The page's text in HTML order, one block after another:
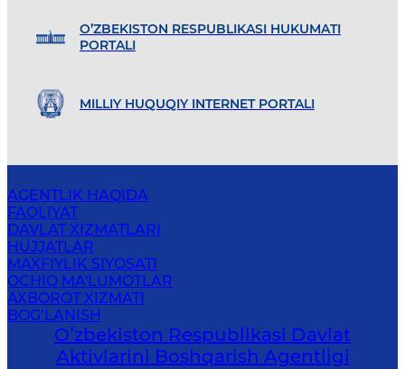
O’ZBEKISTON RESPUBLIKASI HUKUMATI
PORTALI
MILLIY HUQUQIY INTERNET PORTALI
AGENTLIK HAQIDA
FAOLIYAT
DAVLAT XIZMATLARI
HUJJATLAR
MAXFIYLIK SIYOSATI
OCHIQ MA'LUMOTLAR
AXBOROT XIZMATI
BOG‘LANISH
Oʻzbekiston Respublikasi Davlat
Aktivlarini Boshqarish Agentligi